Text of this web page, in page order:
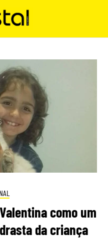
como um
da criança